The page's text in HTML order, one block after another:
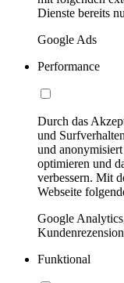
Dienste bereits
Google Ads
Performance
Durch das
und
und
optimieren und
verbessern. Mit
Webseite
Google
Funktional